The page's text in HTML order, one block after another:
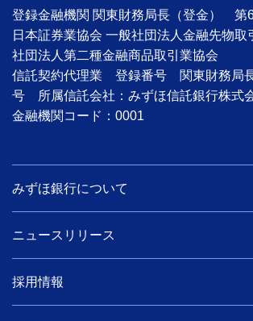
登録金融機関 関東財務局長（登金） 第
日本証券業協会 一般社団法人金融先物
社団法人第二種金融商品取引業協会
信託契約代理業 登録番号 関東財務局
号 所属信託会社：みずほ信託銀行株式
金融機関コード：0001
みずほ銀行について
ニュースリリース
採用情報